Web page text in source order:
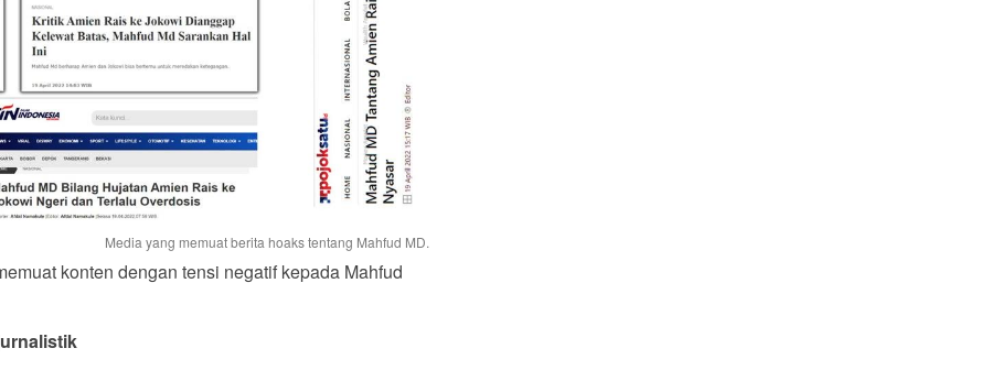
Media yang memuat berita hoaks tentang Mahfud MD.
konten dengan tensi negatif kepada Mahfud